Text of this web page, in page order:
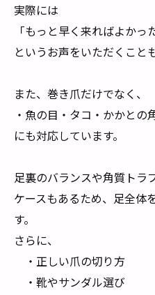
実際には
「もっと早く来ればよかっ
というお声をいただくこと
また、巻き爪だけでなく、
・魚の目・タコ・かかとの
にも対応しています。
足裏のバランスや角質トラ
ケースもあるため、足全体
す。
さらに、
・正しい爪の切り方
・靴やサンダル選び